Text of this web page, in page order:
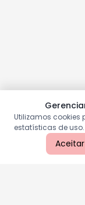
Utilizamos cookies
estatísticas de uso.